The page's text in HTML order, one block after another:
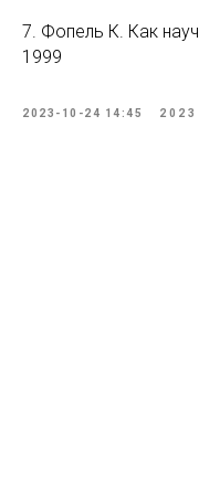
7. Фопель К. Как
1999
2023-10-24 14:45 2023